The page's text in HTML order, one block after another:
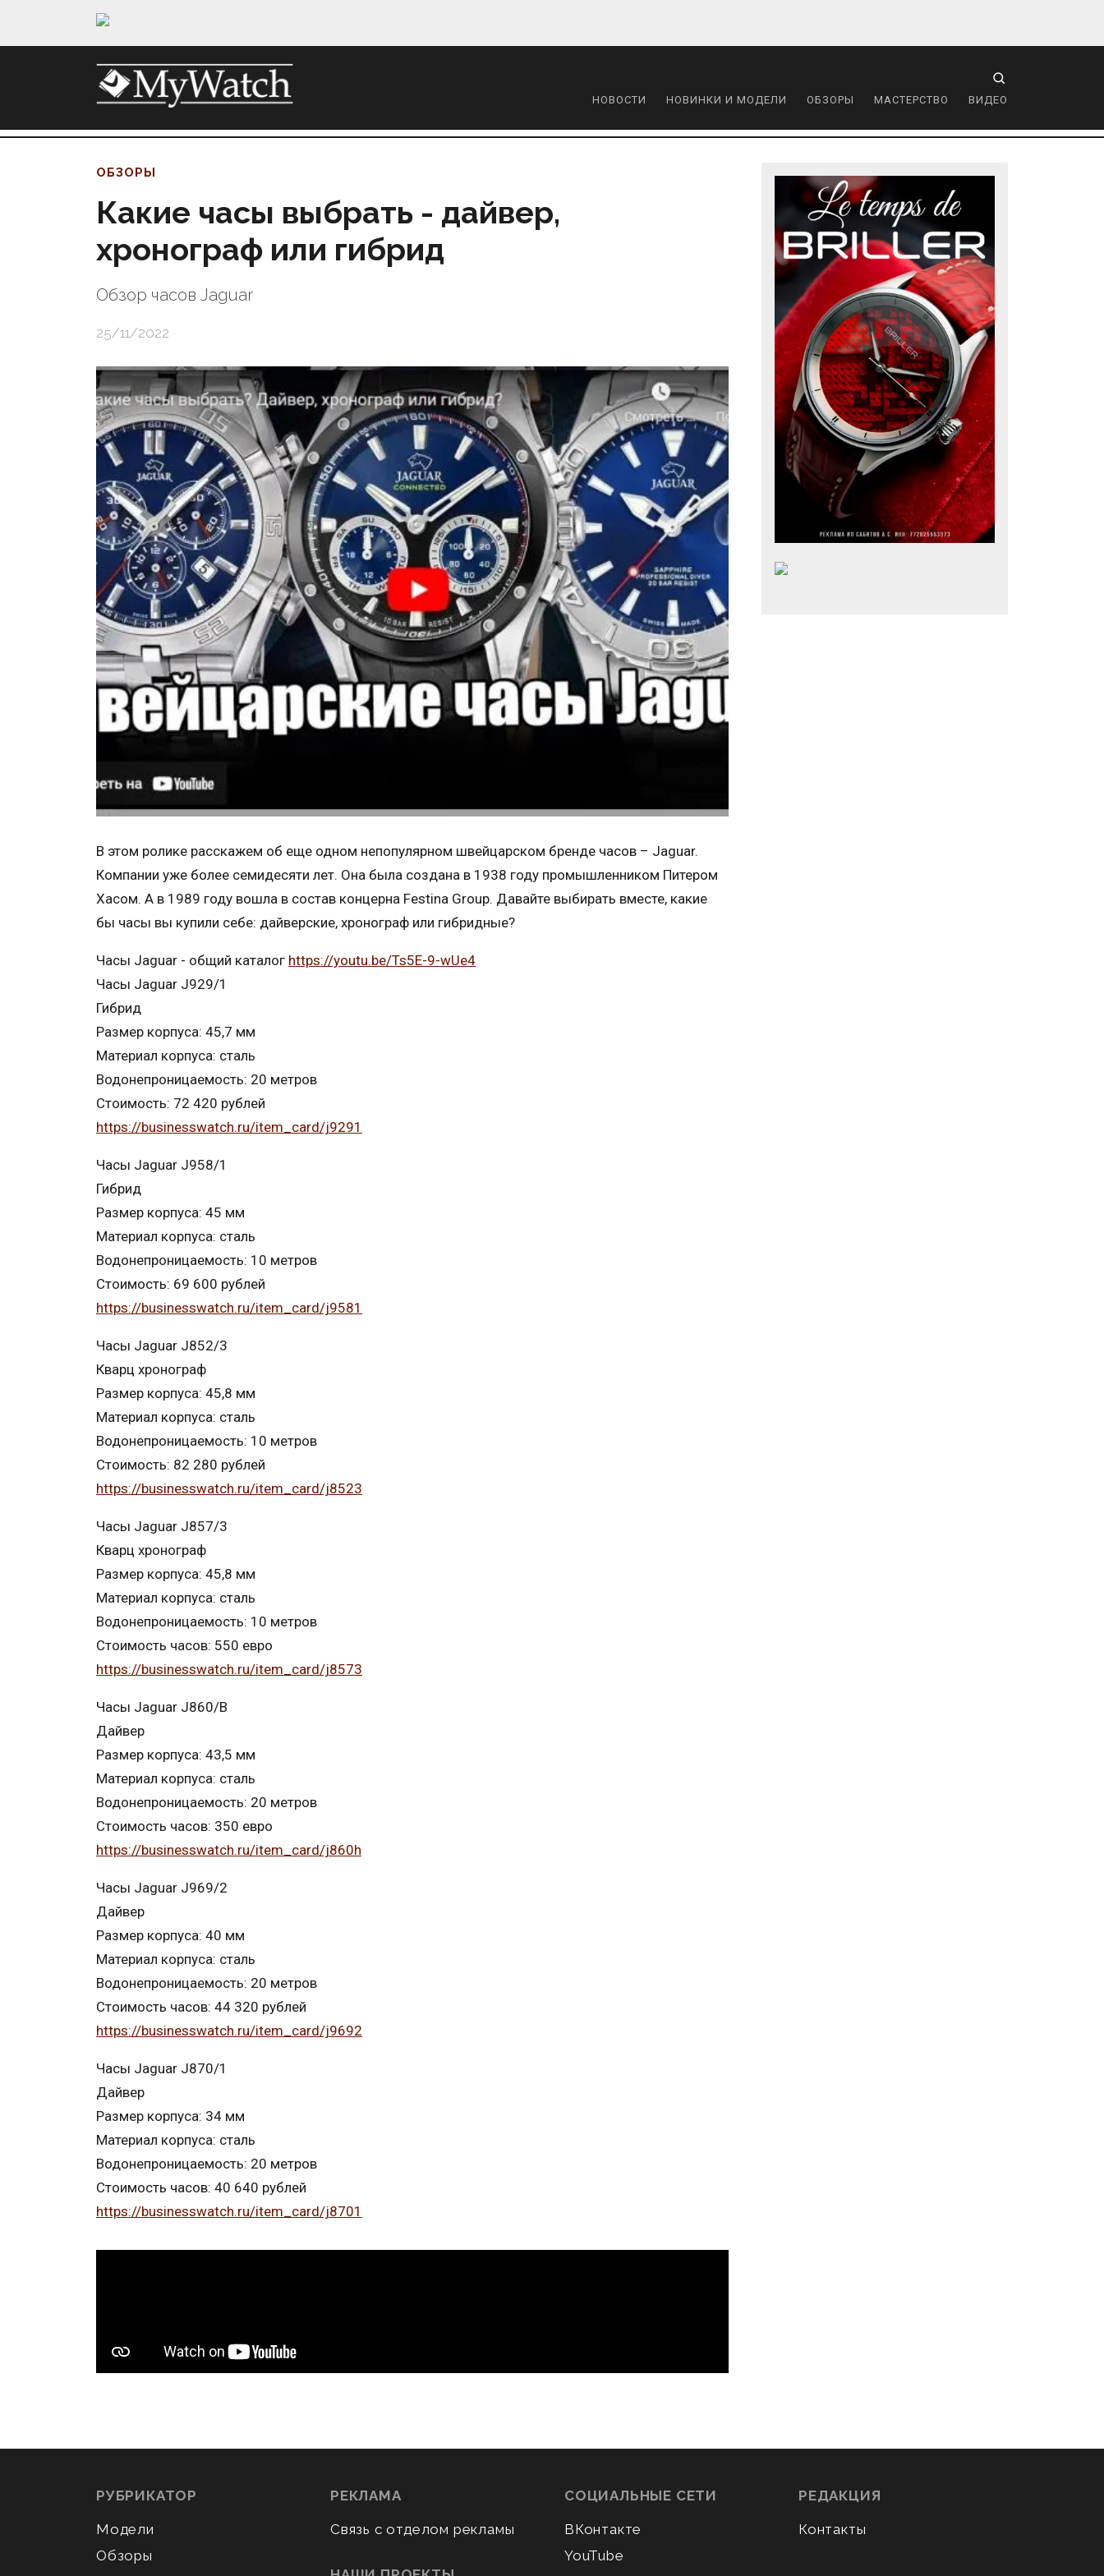
НОВОСТИ НОВИНКИ И МОДЕЛИ ОБЗОРЫ МАСТЕРСТВО ВИДЕО
ОБЗОРЫ
Какие часы выбрать - дайвер,
хронограф или гибрид
Обзор часов Jaguar
25/11/2022
В этом ролике расскажем об еще одном непопулярном швейцарском бренде часов – Jaguar.
Компании уже более семидесяти лет. Она была создана в 1938 году промышленником Питером
Хасом. А в 1989 году вошла в состав концерна Festina Group. Давайте выбирать вместе, какие
бы часы вы купили себе: дайверские, хронограф или гибридные?
Часы Jaguar - общий каталог https://youtu.be/Ts5E-9-wUe4
Часы Jaguar J929/1
Гибрид
Размер корпуса: 45,7 мм
Материал корпуса: сталь
Водонепроницаемость: 20 метров
Стоимость: 72 420 рублей
https://businesswatch.ru/item_card/j9291
Часы Jaguar J958/1
Гибрид
Размер корпуса: 45 мм
Материал корпуса: сталь
Водонепроницаемость: 10 метров
Стоимость: 69 600 рублей
https://businesswatch.ru/item_card/j9581
Часы Jaguar J852/3
Кварц хронограф
Размер корпуса: 45,8 мм
Материал корпуса: сталь
Водонепроницаемость: 10 метров
Стоимость: 82 280 рублей
https://businesswatch.ru/item_card/j8523
Часы Jaguar J857/3
Кварц хронограф
Размер корпуса: 45,8 мм
Материал корпуса: сталь
Водонепроницаемость: 10 метров
Стоимость часов: 550 евро
https://businesswatch.ru/item_card/j8573
Часы Jaguar J860/B
Дайвер
Размер корпуса: 43,5 мм
Материал корпуса: сталь
Водонепроницаемость: 20 метров
Стоимость часов: 350 евро
https://businesswatch.ru/item_card/j860h
Часы Jaguar J969/2
Дайвер
Размер корпуса: 40 мм
Материал корпуса: сталь
Водонепроницаемость: 20 метров
Стоимость часов: 44 320 рублей
https://businesswatch.ru/item_card/j9692
Часы Jaguar J870/1
Дайвер
Размер корпуса: 34 мм
Материал корпуса: сталь
Водонепроницаемость: 20 метров
Стоимость часов: 40 640 рублей
https://businesswatch.ru/item_card/j8701
РУБРИКАТОР
Модели
Обзоры
РЕКЛАМА
Связь с отделом рекламы
СОЦИАЛЬНЫЕ СЕТИ
ВКонтакте
YouTube
РЕДАКЦИЯ
Контакты